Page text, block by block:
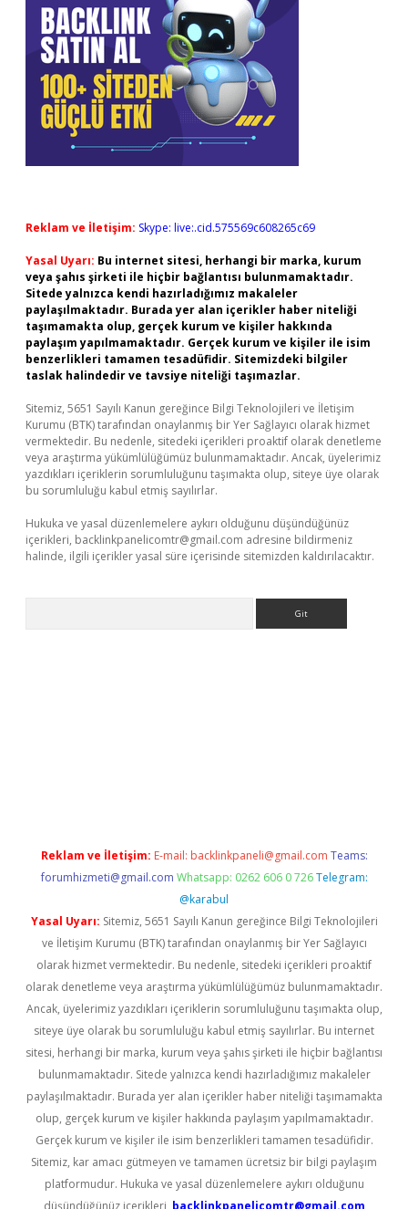
Reklam ve İletişim: Skype: live:.cid.575569c608265c69
Yasal Uyarı: Bu internet sitesi, herhangi bir marka, kurum
veya şahıs şirketi ile hiçbir bağlantısı bulunmamaktadır.
Sitede yalnızca kendi hazırladığımız makaleler
paylaşılmaktadır. Burada yer alan içerikler haber niteliği
taşımamakta olup, gerçek kurum ve kişiler hakkında
paylaşım yapılmamaktadır. Gerçek kurum ve kişiler ile isim
benzerlikleri tamamen tesadüfidir. Sitemizdeki bilgiler
taslak halindedir ve tavsiye niteliği taşımazlar.
Sitemiz, 5651 Sayılı Kanun gereğince Bilgi Teknolojileri ve İletişim
Kurumu (BTK) tarafından onaylanmış bir Yer Sağlayıcı olarak hizmet
vermektedir. Bu nedenle, sitedeki içerikleri proaktif olarak denetleme
veya araştırma yükümlülüğümüz bulunmamaktadır. Ancak, üyelerimiz
yazdıkları içeriklerin sorumluluğunu taşımakta olup, siteye üye olarak
bu sorumluluğu kabul etmiş sayılırlar.
Hukuka ve yasal düzenlemelere aykırı olduğunu düşündüğünüz
içerikleri, backlinkpanelicomtr@gmail.com adresine bildirmeniz
halinde, ilgili içerikler yasal süre içerisinde sitemizden kaldırılacaktır.
Reklam ve İletişim: E-mail: backlinkpaneli@gmail.com Teams:
forumhizmeti@gmail.com Whatsapp: 0262 606 0 726 Telegram:
@karabul
Yasal Uyarı: Sitemiz, 5651 Sayılı Kanun gereğince Bilgi Teknolojileri
ve İletişim Kurumu (BTK) tarafından onaylanmış bir Yer Sağlayıcı
olarak hizmet vermektedir. Bu nedenle, sitedeki içerikleri proaktif
olarak denetleme veya araştırma yükümlülüğümüz bulunmamaktadır.
Ancak, üyelerimiz yazdıkları içeriklerin sorumluluğunu taşımakta olup,
siteye üye olarak bu sorumluluğu kabul etmiş sayılırlar. Bu internet
sitesi, herhangi bir marka, kurum veya şahıs şirketi ile hiçbir bağlantısı
bulunmamaktadır. Sitede yalnızca kendi hazırladığımız makaleler
paylaşılmaktadır. Burada yer alan içerikler haber niteliği taşımamakta
olup, gerçek kurum ve kişiler hakkında paylaşım yapılmamaktadır.
Gerçek kurum ve kişiler ile isim benzerlikleri tamamen tesadüfidir.
Sitemiz, kar amacı gütmeyen ve tamamen ücretsiz bir bilgi paylaşım
platformudur. Hukuka ve yasal düzenlemelere aykırı olduğunu
düşündüğünüz içerikleri, backlinkpanelicomtr@gmail.com